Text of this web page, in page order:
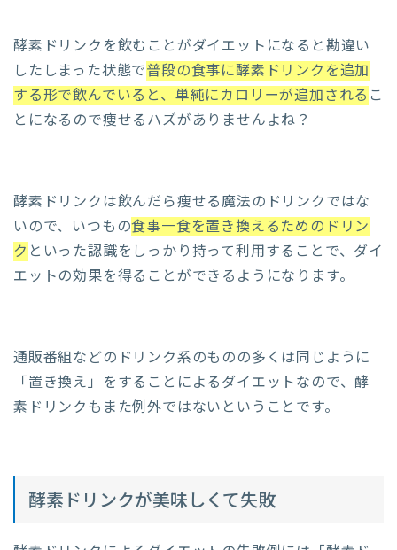
酵素ドリンクを飲むことがダイエットになると勘違い
したしまった状態で普段の食事に酵素ドリンクを追加
する形で飲んでいると、単純にカロリーが追加される こ
とになるので痩せるハズがありませんよね？
酵素ドリンクは飲んだら痩せる魔法のドリンクではな
いので、いつもの食事一食を置き換えるためのドリン
ク といった認識をしっかり持って利用することで、ダイ
エットの効果を得ることができるようになります。
通販番組などのドリンク系のものの多くは同じように
「置き換え」をすることによるダイエットなので、酵
素ドリンクもまた例外ではないということです。
酵素ドリンクが美味しくて失敗